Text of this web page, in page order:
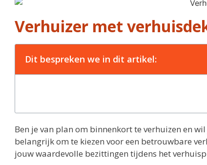
Verhuizer met
Dit bespreken we in dit artikel:
Ben je van plan om binnenkort te verhuizen en
belangrijk om te kiezen voor een betrouwbare
jouw waardevolle bezittingen tijdens het